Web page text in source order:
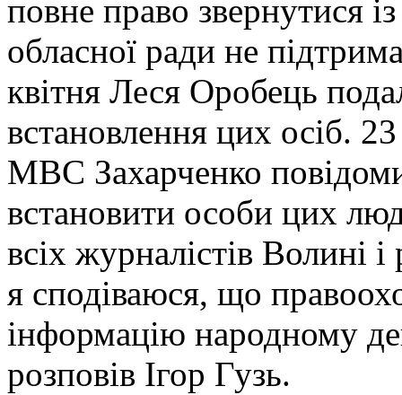
повне право звернутися
обласної ради не
квітня Леся Оробець
встановлення цих осіб.
МВС Захарченко
встановити особи цих
всіх журналістів Волині
я сподіваюся, що
інформацію народному
розповів Ігор Гузь.